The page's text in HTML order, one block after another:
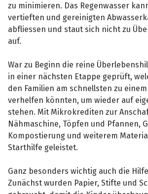
zu minimieren. Das Regenwasser
vertieften und gereinigten
abfliessen und staut sich nicht zu
auf.
War zu Beginn die reine
in einer nächsten Etappe geprüft,
den Familien am schnellsten zu
verhelfen könnten, um wieder auf
stehen. Mit Mikrokrediten zur
Nähmaschine, Töpfen und Pfannen,
Kompostierung und weiterem
Starthilfe geleistet.
Ganz besonders wichtig auch die
Zunächst wurden Papier, Stifte und